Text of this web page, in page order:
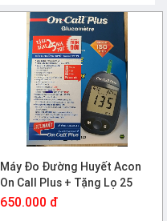
Máy Đo Đường Huyết Acon
On Call Plus + Tặng Lọ 25
Que Thử ( Bảo Hành Trọn Đời
650.000 đ